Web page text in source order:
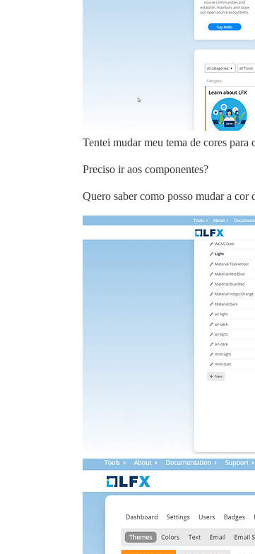
Tentei mudar meu tema de cores para
Preciso ir aos componentes?
Quero saber como posso mudar a